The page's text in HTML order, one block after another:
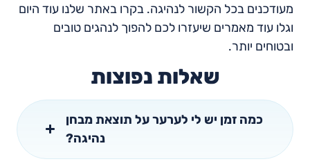
מעודכנים בכל הקשור לנהיגה. בקרו באתר שלנו עוד היום
וגלו עוד מאמרים שיעזרו לכם להפוך לנהגים טובים
ובטוחים יותר.
שאלות נפוצות
כמה זמן יש לי לערער על תוצאת מבחן
נהיגה?